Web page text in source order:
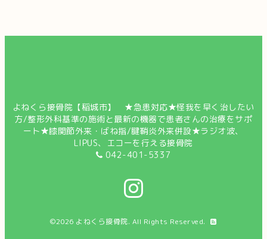
よねくら接骨院【稲城市】 ★急患対応★怪我を早く治したい
方/整形外科基準の施術と最新の機器で患者さんの治療をサポ
ート★膝関節外来・ばね指/腱鞘炎外来併設★ラジオ波、
LIPUS、エコーを行える接骨院
042-401-5337
©2026 よねくら接骨院. All Rights Reserved.